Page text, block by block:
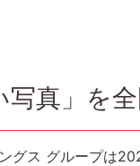
写真」を
グス グループは